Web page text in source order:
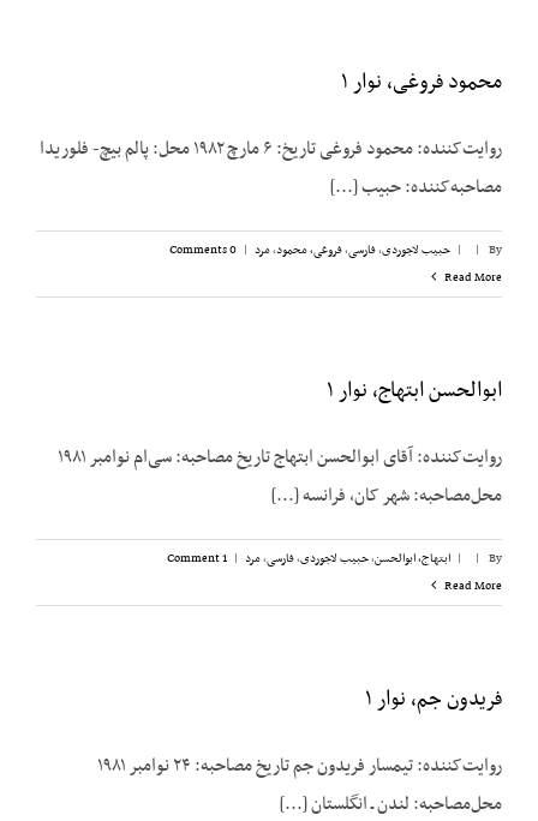
محمود فروغی، نوار ۱
روایت‌کننده: محمود فروغی تاریخ: ۶ مارچ ۱۹۸۲ محل: پالم بیچ- فلوریدا
مصاحبه‌کننده: حبیب [...]
By
|
| حبیب لاجوردی,فارسی,فروغی، محمود,مرد |
0 Comments
Read More
ابوالحسن ابتهاج، نوار ۱
روایت‌کننده: آقای ابوالحسن ابتهاج تاریخ مصاحبه: سی‌ام نوامبر ۱۹۸۱
محل‌مصاحبه: شهر کان، فرانسه [...]
By
|
| ابتهاج، ابوالحسن,حبیب لاجوردی,فارسی,مرد |
1 Comment
Read More
فریدون جم، نوار ۱
روایت‌کننده: تیمسار فریدون جم تاریخ مصاحبه: ۲۴ نوامبر ۱۹۸۱
محل‌مصاحبه: لندن ـ انگلستان [...]